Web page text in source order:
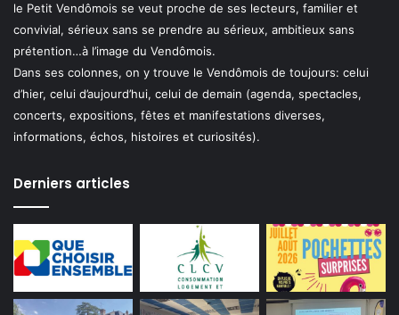
le Petit Vendômois se veut proche de ses lecteurs, familier et
convivial, sérieux sans se prendre au sérieux, ambitieux sans
prétention…à l’image du Vendômois.
Dans ses colonnes, on y trouve le Vendômois de toujours: celui
d’hier, celui d’aujourd’hui, celui de demain (agenda, spectacles,
concerts, expositions, fêtes et manifestations diverses,
informations, échos, histoires et curiosités).
Derniers articles